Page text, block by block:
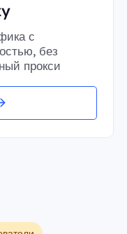
с
без
прокси